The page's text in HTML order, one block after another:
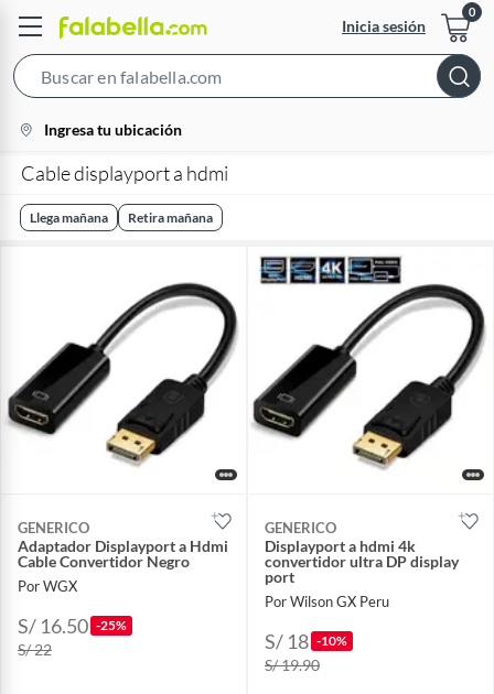
Inicia sesión
Bar
location-
icon
Ingresa tu ubicación
Cable displayport a hdmi
Llega mañana Retira mañana
GENERICO
Adaptador Displayport a Hdmi
Cable Convertidor Negro
Por WGX
S/ 16.50 -25%
S/ 22
GENERICO
Displayport a hdmi 4k
convertidor ultra DP display
port
Por Wilson GX Peru
S/ 18 -10%
S/ 19.90